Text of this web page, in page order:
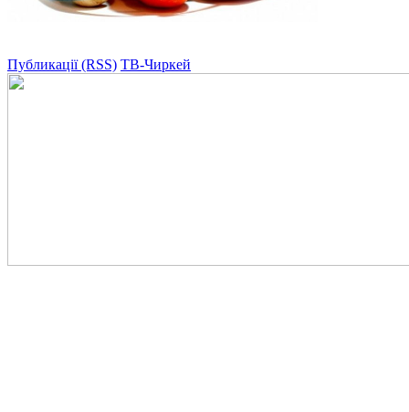
Публикації (RSS) ТВ-Чиркей